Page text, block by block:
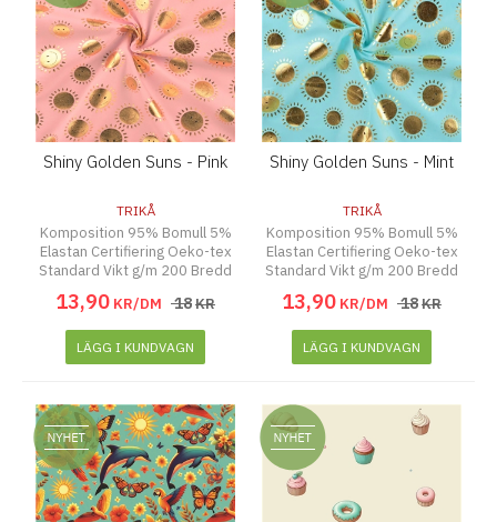
Shiny Golden Suns - Pink
TRIKÅ
Komposition 95% Bomull 5%
Elastan Certifiering Oeko-tex
Standard Vikt g/m 200 Bredd
13,90 KR/DM 18KR
LÄGG I KUNDVAGN
Shiny Golden Suns - Mint
TRIKÅ
Komposition 95% Bomull 5%
Elastan Certifiering Oeko-tex
Standard Vikt g/m 200 Bredd
13,90 KR/DM 18KR
LÄGG I KUNDVAGN